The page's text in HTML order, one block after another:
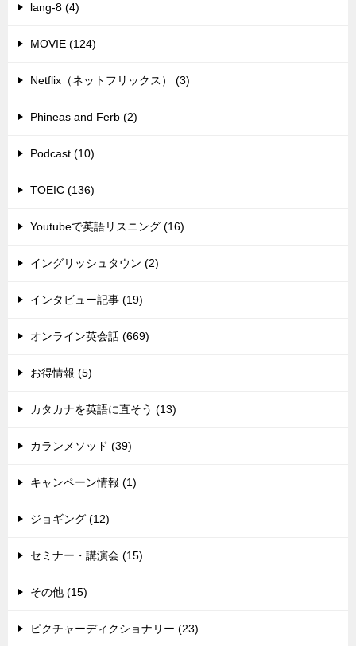
lang-8 (4)
MOVIE (124)
Netflix（ネットフリックス） (3)
Phineas and Ferb (2)
Podcast (10)
TOEIC (136)
Youtubeで英語リスニング (16)
イングリッシュタウン (2)
インタビュー記事 (19)
オンライン英会話 (669)
お得情報 (5)
カタカナを英語に直そう (13)
カランメソッド (39)
キャンペーン情報 (1)
ジョギング (12)
セミナー・講演会 (15)
その他 (15)
ピクチャーディクショナリー (23)